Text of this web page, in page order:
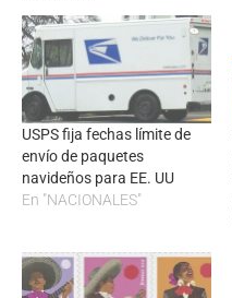
USPS fija fechas límite de
envío de paquetes
navideños para EE. UU
En "NACIONALES"